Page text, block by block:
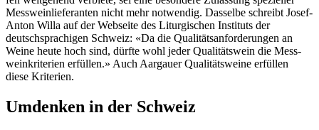
Mess­wein­liefer­an­ten nicht mehr notwendig. Das­selbe schreibt Josef-
Anton Willa auf der Web­seite des Litur­gis­chen Insti­tuts der
deutschsprachi­gen Schweiz: «Da die Qual­ität­san­forderun­gen an
Weine heute hoch sind, dürfte wohl jed­er Qual­itätswein die Mess­
weinkri­te­rien erfüllen.» Auch Aar­gauer Qual­itätsweine erfüllen
diese Kri­te­rien.
Umdenken in der Schweiz